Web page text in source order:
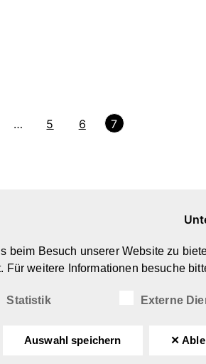
… 5 6 7
Kreatives Spielzeug
Spiel- & Kindermöbel
Besuch unserer Website zu
weitere Informationen besuche
Statistik Externe
Auswahl speichern ✕